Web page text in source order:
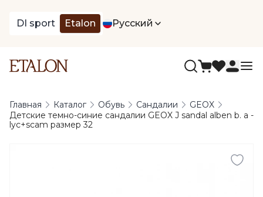
DI sport Etalon Русский
Главная Каталог Обувь Сандалии
GEOX
Детские темно-синие сандалии GEOX J sandal alben b. a -
lyc+scam размер 32